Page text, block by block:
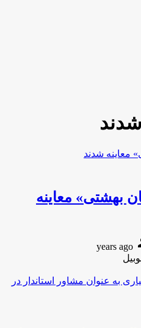
بهشتی» معاینه